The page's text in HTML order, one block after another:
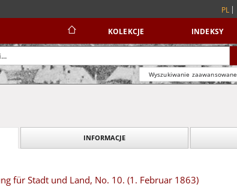
PL
KOLEKCJE INDEKSY
Wyszukiwanie zaawansowane
INFORMACJE
für Stadt und Land, No. 10. (1. Februar 1863)